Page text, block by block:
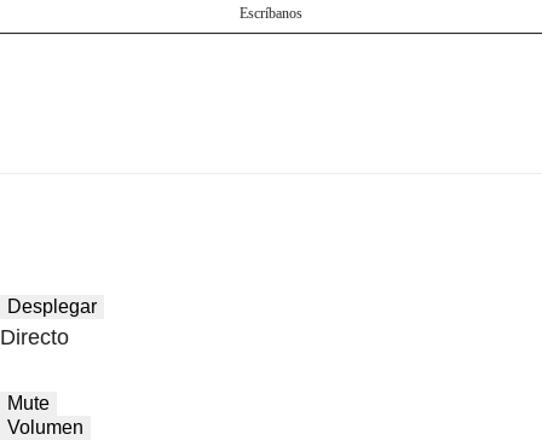
Escríbanos
Desplegar
Directo
Mute
Volumen